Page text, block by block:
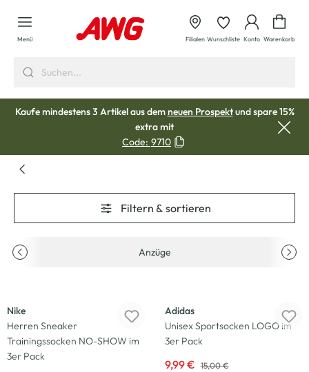
springen
Menü Filialen Wunschliste Konto Warenkorb
Kaufe mindestens 3 Artikel aus demneuen Prospektund spare 15%
extra mit
Code: 9710
Filtern & sortieren
Anzüge
Nike
Herren Sneaker
Trainingssocken NO-SHOW im
3er Pack
Adidas
Unisex Sportsocken LOGO im
3er Pack
9,99 € 15,00 €